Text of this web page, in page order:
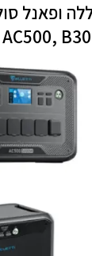
ופאנל
AC500,